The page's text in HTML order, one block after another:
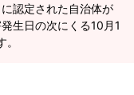
認定された自治体が
生日の次にくる10月1